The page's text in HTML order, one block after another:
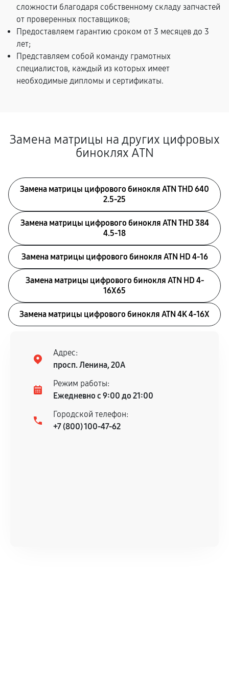
сложности благодаря собственному складу запчастей
от проверенных поставщиков;
Предоставляем гарантию сроком от 3 месяцев до 3
лет;
Представляем собой команду грамотных
специалистов, каждый из которых имеет
необходимые дипломы и сертификаты.
Замена матрицы на других цифровых
биноклях ATN
Замена матрицы цифрового бинокля ATN THD 640
2.5-25
Замена матрицы цифрового бинокля ATN THD 384
4.5-18
Замена матрицы цифрового бинокля ATN HD 4-16
Замена матрицы цифрового бинокля ATN HD 4-
16X65
Замена матрицы цифрового бинокля ATN 4K 4-16X
Адрес:
просп. Ленина, 20А
Режим работы:
Ежедневно с 9:00 до 21:00
Городской телефон:
+7 (800) 100-47-62